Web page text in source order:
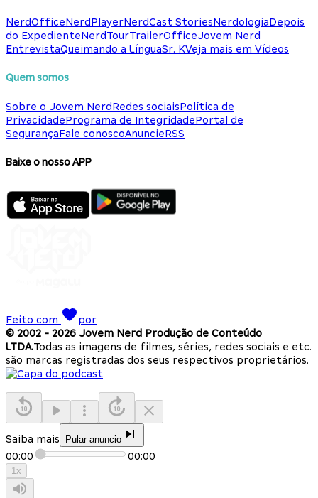
NerdOfficeNerdPlayerNerdCast StoriesNerdologiaDepois
do ExpedienteNerdTourTrailerOfficeJovem Nerd
EntrevistaQueimando a LínguaSr. KVeja mais em Vídeos
Quem somos
Sobre o Jovem NerdRedes sociaisPolítica de
PrivacidadePrograma de IntegridadePortal de
SegurançaFale conoscoAnuncieRSS
Baixe o nosso APP
Feito com
por
© 2002 - 2026 Jovem Nerd Produção de Conteúdo
LTDA.Todas as imagens de filmes, séries, redes sociais e etc.
são marcas registradas dos seus respectivos proprietários.
Saiba mais Pular anuncio
00:00 00:00
1x